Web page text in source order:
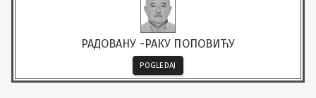
РАДОВАНУ -РАКУ ПОПОВИЋУ
POGLEDAJ